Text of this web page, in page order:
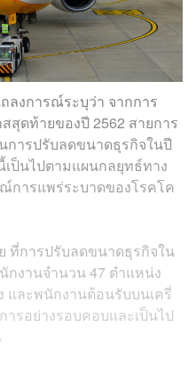
ลงการณ์ระบุว่า จากการ
สุดท้ายของปี 2562 สายการ
การปรับลดขนาดธุรกิจในปี
เป็นไปตามแผนกลยุทธ์ทาง
การแพร่ระบาดของโรคโค
ที่การปรับลดขนาดธุรกิจใน
กงานจำนวน 47 ตำแหน่ง
และพนักงานต้อนรับบนเครี่
ารอย่างรอบคอบและเป็นไป